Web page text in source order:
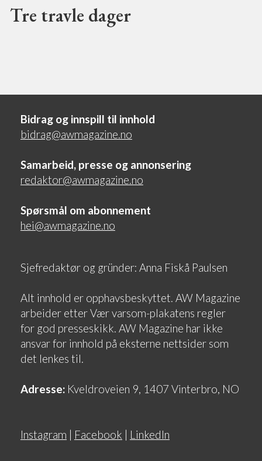
Tre travle dager
Bidrag og innspill til innhold
bidrag@awmagazine.no
Samarbeid, presse og annonsering
redaktor@awmagazine.no
Spørsmål om abonnement
hei@awmagazine.no
Sjefredaktør og gründer: Anna Fiskå Paulsen
Alt innhold er opphavsbeskyttet. AW Magazine
arbeider etter Vær varsom-plakatens regler
for god presseskikk. AW Magazine har ikke
ansvar for innhold på eksterne nettsider som
det lenkes til.
Adresse: Kveldroveien 9, 1407 Vinterbro, NO
Instagram | Facebook | LinkedIn